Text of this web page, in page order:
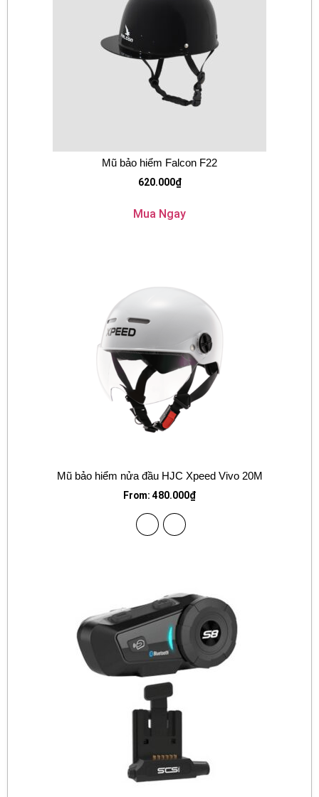
Mũ bảo hiểm Falcon F22
620.000₫
Mua Ngay
Mũ bảo hiểm nửa đầu HJC Xpeed Vivo 20M
From: 480.000₫